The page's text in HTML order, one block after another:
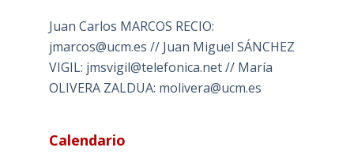
Juan Carlos MARCOS RECIO:
jmarcos@ucm.es // Juan Miguel SÁNCHEZ
VIGIL: jmsvigil@telefonica.net // María
OLIVERA ZALDUA: molivera@ucm.es
Calendario